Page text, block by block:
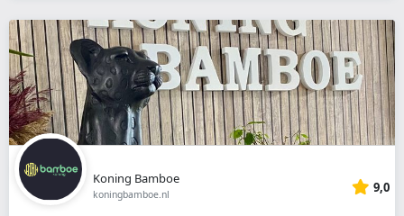
Koning Bamboe
koningbamboe.nl 9,0